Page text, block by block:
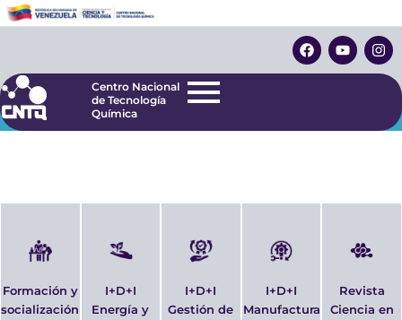
al
F
a
c
o
Y
o
u
e
I
n
s
r
Centro Nacional
de Tecnología
Centro Nacional
de Tecnología
Química
GENERAL DE ACTIVIDADES -
Formación y
socialización
I+D+I
Energía y
I+D+I
Gestión de
I+D+I
Manufactura
Revista
Ciencia en